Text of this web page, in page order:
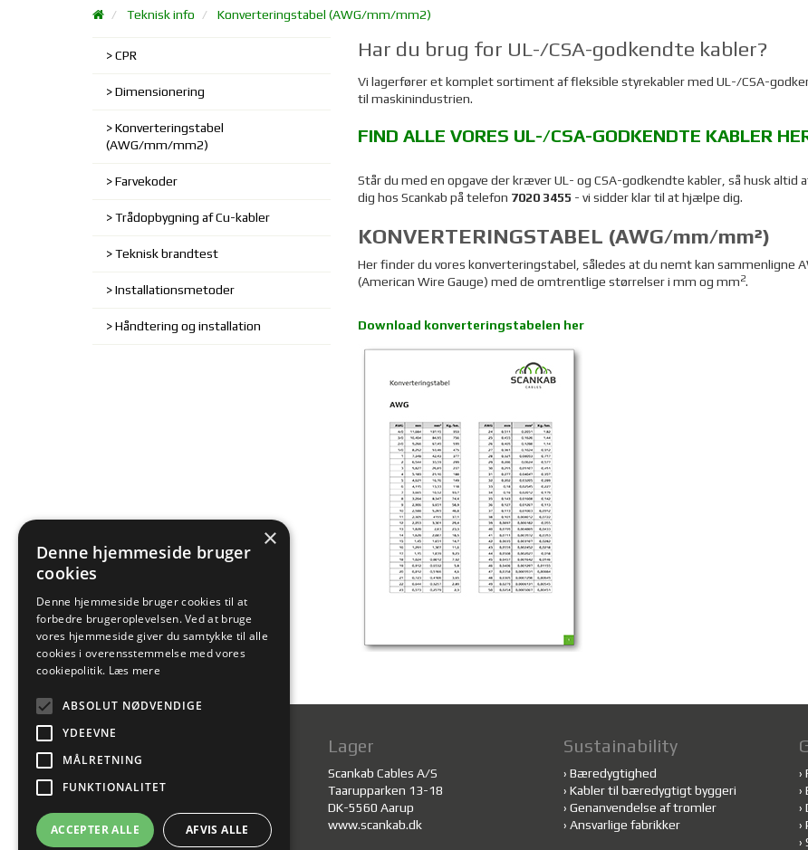
Teknisk info Konverteringstabel (AWG/mm/mm2)
CPR
Dimensionering
Konverteringstabel
(AWG/mm/mm2)
Farvekoder
Trådopbygning af Cu-kabler
Teknisk brandtest
Installationsmetoder
Håndtering og installation
Har du brug for UL-/CSA-godkendte kabler?
Vi lagerfører et komplet sortiment af fleksible styrekabler med UL-/CSA-
til maskinindustrien.
FIND ALLE VORES UL-/CSA-GODKENDTE KABLER
Står du med en opgave der kræver UL- og CSA-godkendte kabler, så husk altid
dig hos Scankab på telefon 7020 3455 - vi sidder klar til at hjælpe dig.
KONVERTERINGSTABEL (AWG/mm/mm²)
Her finder du vores konverteringstabel, således at du nemt kan sammenligne
(American Wire Gauge) med de omtrentlige størrelser i mm og mm2.
Download konverteringstabelen her
Taarupparken 13
www.scankab.dk
Lager
Scankab Cables A/S
Taarupparken 13-18
DK-5560 Aarup
www.scankab.dk
Sustainability
› Bæredygtighed
› Kabler til bæredygtigt byggeri
› Genanvendelse af tromler
› Ansvarlige fabrikker
›
›
›
›
›
×
Denne hjemmeside bruger
cookies
Denne hjemmeside bruger cookies til at
forbedre brugeroplevelsen. Ved at bruge
vores hjemmeside giver du samtykke til alle
cookies i overensstemmelse med vores
cookiepolitik. Læs mere
ABSOLUT NØDVENDIGE
YDEEVNE
MÅLRETNING
FUNKTIONALITET
ACCEPTER ALLE AFVIS ALLE